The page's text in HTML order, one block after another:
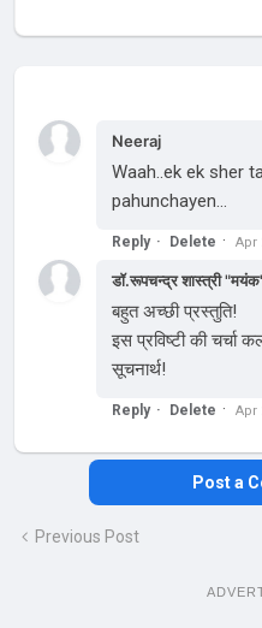
Neeraj
Waah..ek ek sher
pahunchayen...
Reply Delete Apr
डॉ.रूपचन्द्र शास्त्री
बहुत अच्छी प्रस्तुति!
इस प्रविष्टी की चर्चा
सूचनार्थ!
Reply Delete Apr
Post a
Previous Post